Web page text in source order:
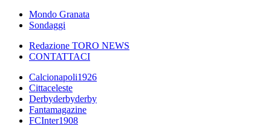
Mondo Granata
Sondaggi
Redazione TORO NEWS
CONTATTACI
Calcionapoli1926
Cittaceleste
Derbyderbyderby
Fantamagazine
FCInter1908